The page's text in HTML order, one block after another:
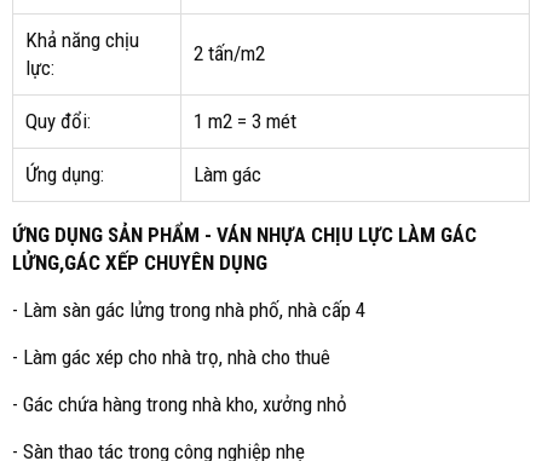
Khả năng chịu
lực:
2 tấn/m2
Quy đổi: 1 m2 = 3 mét
Ứng dụng: Làm gác
ỨNG DỤNG SẢN PHẨM - VÁN NHỰA CHỊU LỰC LÀM GÁC
LỬNG,GÁC XẾP CHUYÊN DỤNG
- Làm sàn gác lửng trong nhà phố, nhà cấp 4
- Làm gác xép cho nhà trọ, nhà cho thuê
- Gác chứa hàng trong nhà kho, xưởng nhỏ
- Sàn thao tác trong công nghiệp nhẹ